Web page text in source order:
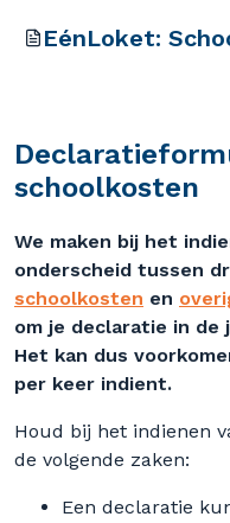
EénLoket:
schoolkosten
We maken bij het
onderscheid tussen
schoolkosten en
om je declaratie in
Het kan dus
per keer indient.
Houd bij het indienen
de volgende zaken:
Een declaratie